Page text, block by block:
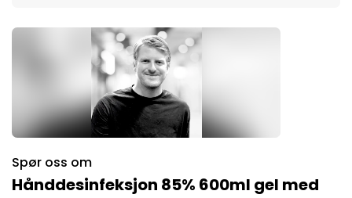
Spør oss om
Hånddesinfeksjon 85% 600ml gel med